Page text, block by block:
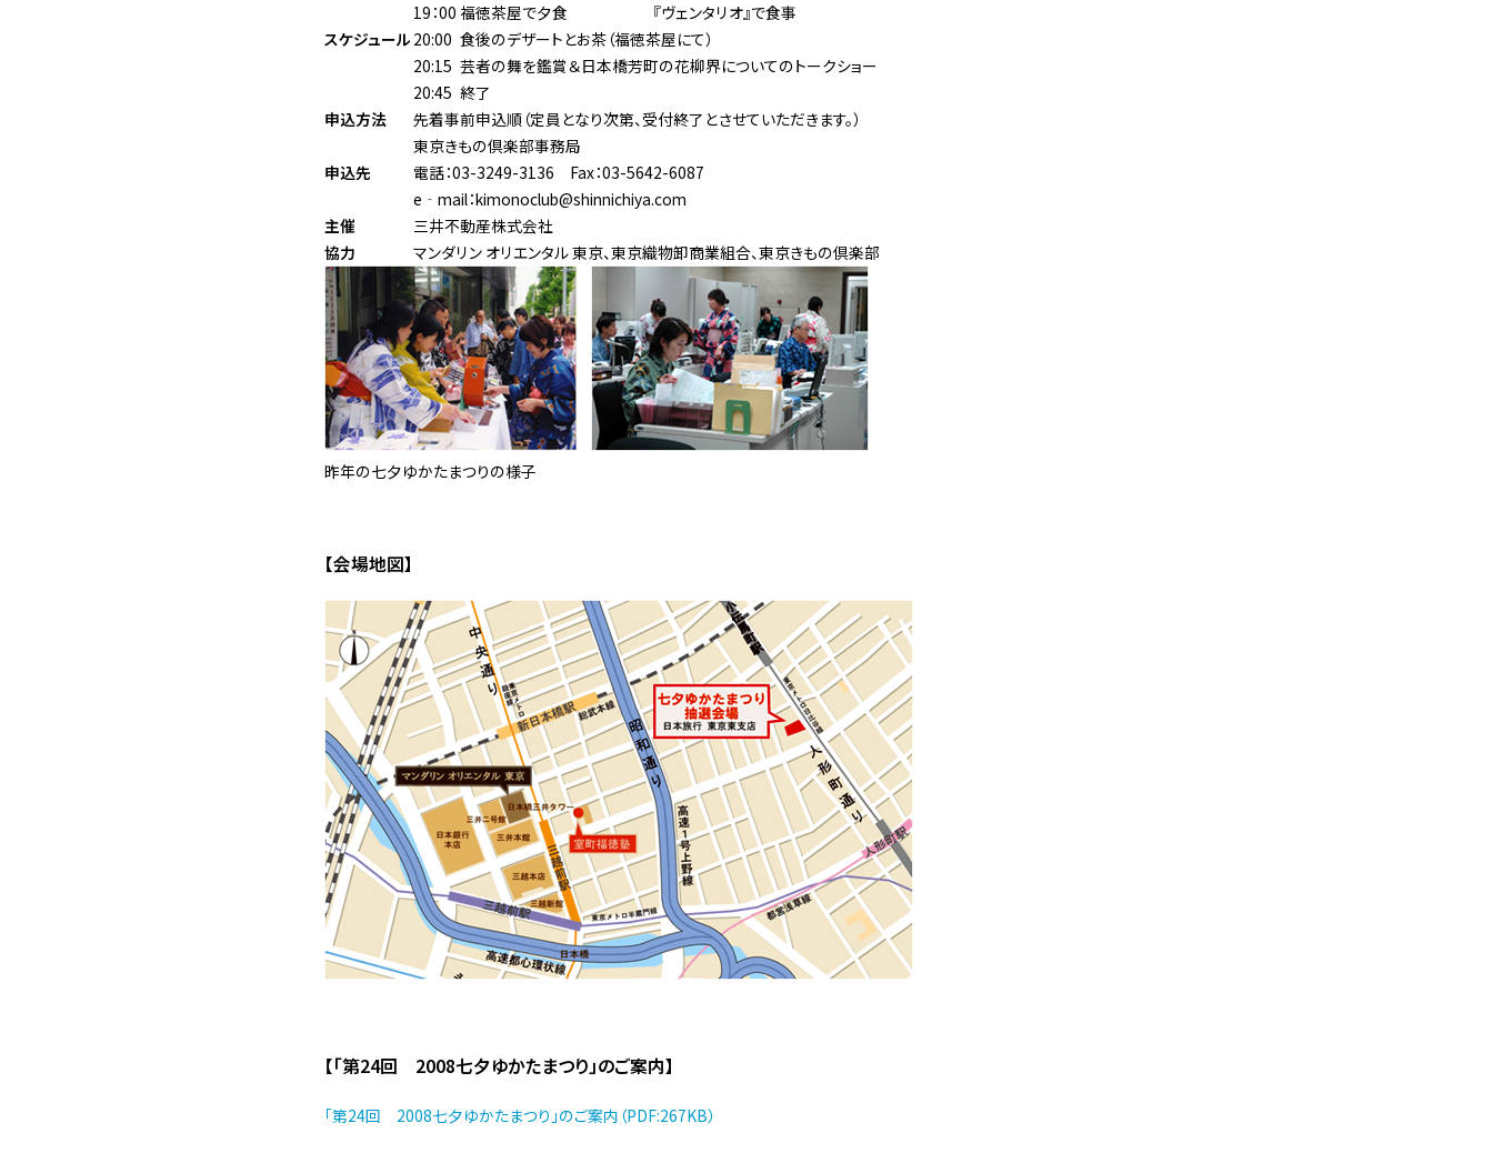
スケジュール
19：00 福徳茶屋で夕食
『ヴェンタリオ』で食事
20:00 食後のデザートとお茶（福徳茶屋にて）
20:15 芸者の舞を鑑賞＆日本橋芳町の花柳界についてのトークショー
20:45 終了
申込方法
先着事前申込順（定員となり次第、受付終了とさせていただきます。）
申込先
東京きもの倶楽部事務局
電話：03-3249-3136 Fax：03-5642-6087
e‐mail：kimonoclub@shinnichiya.com
主催
三井不動産株式会社
協力
マンダリン オリエンタル 東京、東京織物卸商業組合、東京きもの倶楽部
昨年の七夕ゆかたまつりの様子
【会場地図】
【「第24回 2008七夕ゆかたまつり」のご案内】
「第24回 2008七夕ゆかたまつり」のご案内（PDF:267KB）